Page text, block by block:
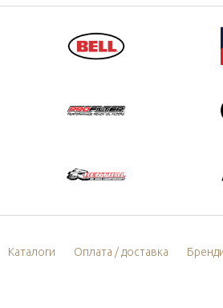
Каталоги Оплата / доставка